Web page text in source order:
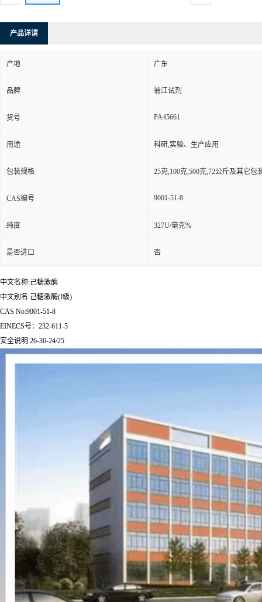
产品详请
产地 广东
品牌 翁江试剂
货号 PA45661
用途 科研,实验、生产应用
包装规格 25克,100克,500克,72公斤及其它包
CAS编号 9001-51-8
纯度 327U/毫克%
是否进口 否
中文名称:己糖激酶
中文别名:己糖激酶(I级)
CAS No:9001-51-8
EINECS号：232-611-5
安全说明:26-36-24/25